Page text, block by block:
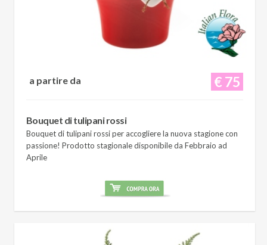
€ 75
a partire da
Bouquet di tulipani rossi
Bouquet di tulipani rossi per accogliere la nuova stagione con
passione! Prodotto stagionale disponibile da Febbraio ad
Aprile